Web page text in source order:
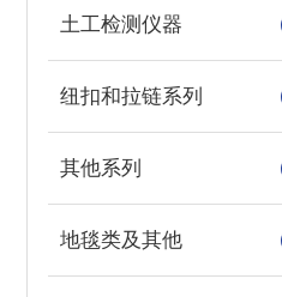
土工检测仪器
纽扣和拉链系列
其他系列
地毯类及其他